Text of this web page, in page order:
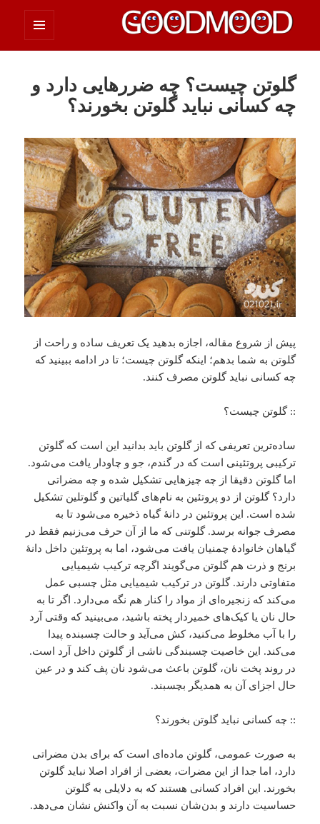
چیزای خووب مووب
گلوتن چیست؟ چه ضررهایی دارد و
چه کسانی نباید گلوتن بخورند؟
پیش از شروع مقاله، اجازه بدهید یک تعریف ساده و راحت از
گلوتن به شما بدهم؛ اینکه گلوتن چیست؛ تا در ادامه ببینید که
چه کسانی نباید گلوتن مصرف کنند.
:: گلوتن چیست؟
ساده‌ترین تعریفی که از گلوتن باید بدانید این است که گلوتن
ترکیبی پروتئینی است که در گندم، جو و چاودار یافت می‌شود.
اما گلوتن دقیقا از چه چیزهایی تشکیل شده و چه مضراتی
دارد؟ گلوتن از دو پروتئین به نام‌های گلیاتین و گلوتلین تشکیل
شده است. این پروتئین در دانۀ گیاه ذخیره می‌شود تا به
مصرف جوانه برسد. گلوتنی که ما از آن حرف می‌زنیم فقط در
گیاهان خانوادۀ چمنیان یافت می‌شود، اما به پروتئین داخل دانۀ
برنج و ذرت هم گلوتن می‌گویند اگرچه ترکیب شیمیایی
متفاوتی دارند. گلوتن در ترکیب شیمیایی مثل چسبی عمل
می‌کند که زنجیره‌ای از مواد را کنار هم نگه می‌دارد. اگر تا به
حال نان یا کیک‌های خمیردار پخته باشید، می‌بینید که وقتی آرد
را با آب مخلوط می‌کنید، کش می‌آید و حالت چسبنده پیدا
می‌کند. این خاصیت چسبندگی ناشی از گلوتن داخل آرد است.
در روند پخت نان، گلوتن باعث می‌شود نان پف کند و در عین
حال اجزای آن به همدیگر بچسبند.
:: چه کسانی نباید گلوتن بخورند؟
به صورت عمومی، گلوتن ماده‌ای است که برای بدن مضراتی
دارد، اما جدا از این مضرات، بعضی از افراد اصلا نباید گلوتن
بخورند. این افراد کسانی هستند که به دلایلی به گلوتن
حساسیت دارند و بدن‌شان نسبت به آن واکنش نشان می‌دهد.